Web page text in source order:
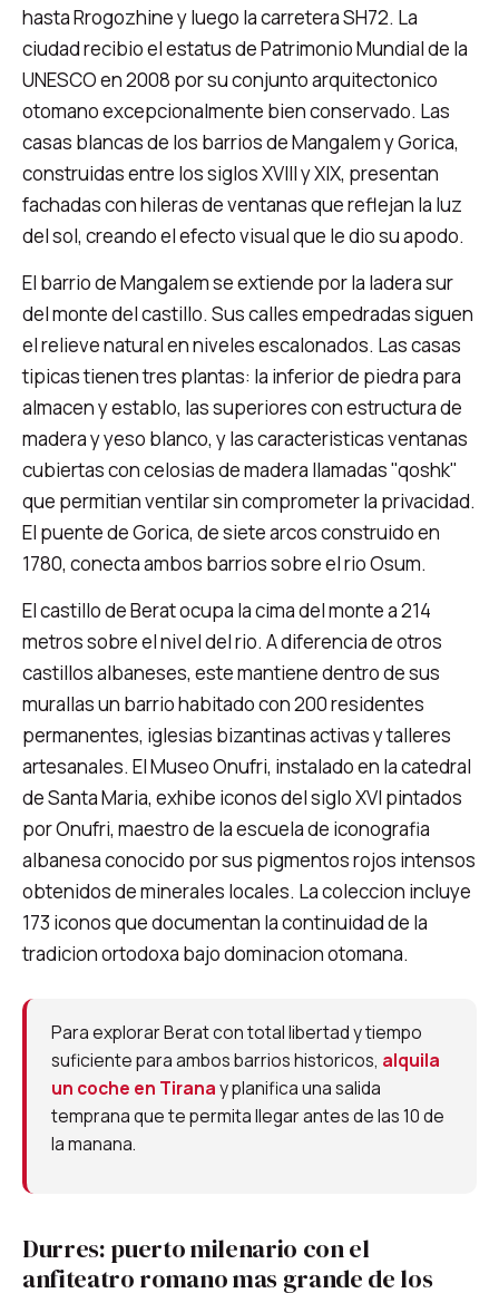
hasta Rrogozhine y luego la carretera SH72. La
ciudad recibio el estatus de Patrimonio Mundial de la
UNESCO en 2008 por su conjunto arquitectonico
otomano excepcionalmente bien conservado. Las
casas blancas de los barrios de Mangalem y Gorica,
construidas entre los siglos XVIII y XIX, presentan
fachadas con hileras de ventanas que reflejan la luz
del sol, creando el efecto visual que le dio su apodo.
El barrio de Mangalem se extiende por la ladera sur
del monte del castillo. Sus calles empedradas siguen
el relieve natural en niveles escalonados. Las casas
tipicas tienen tres plantas: la inferior de piedra para
almacen y establo, las superiores con estructura de
madera y yeso blanco, y las caracteristicas ventanas
cubiertas con celosias de madera llamadas "qoshk"
que permitian ventilar sin comprometer la privacidad.
El puente de Gorica, de siete arcos construido en
1780, conecta ambos barrios sobre el rio Osum.
El castillo de Berat ocupa la cima del monte a 214
metros sobre el nivel del rio. A diferencia de otros
castillos albaneses, este mantiene dentro de sus
murallas un barrio habitado con 200 residentes
permanentes, iglesias bizantinas activas y talleres
artesanales. El Museo Onufri, instalado en la catedral
de Santa Maria, exhibe iconos del siglo XVI pintados
por Onufri, maestro de la escuela de iconografia
albanesa conocido por sus pigmentos rojos intensos
obtenidos de minerales locales. La coleccion incluye
173 iconos que documentan la continuidad de la
tradicion ortodoxa bajo dominacion otomana.
Para explorar Berat con total libertad y tiempo
suficiente para ambos barrios historicos, alquila
un coche en Tiranay planifica una salida
temprana que te permita llegar antes de las 10 de
la manana.
Durres: puerto milenario con el
anfiteatro romano mas grande de los